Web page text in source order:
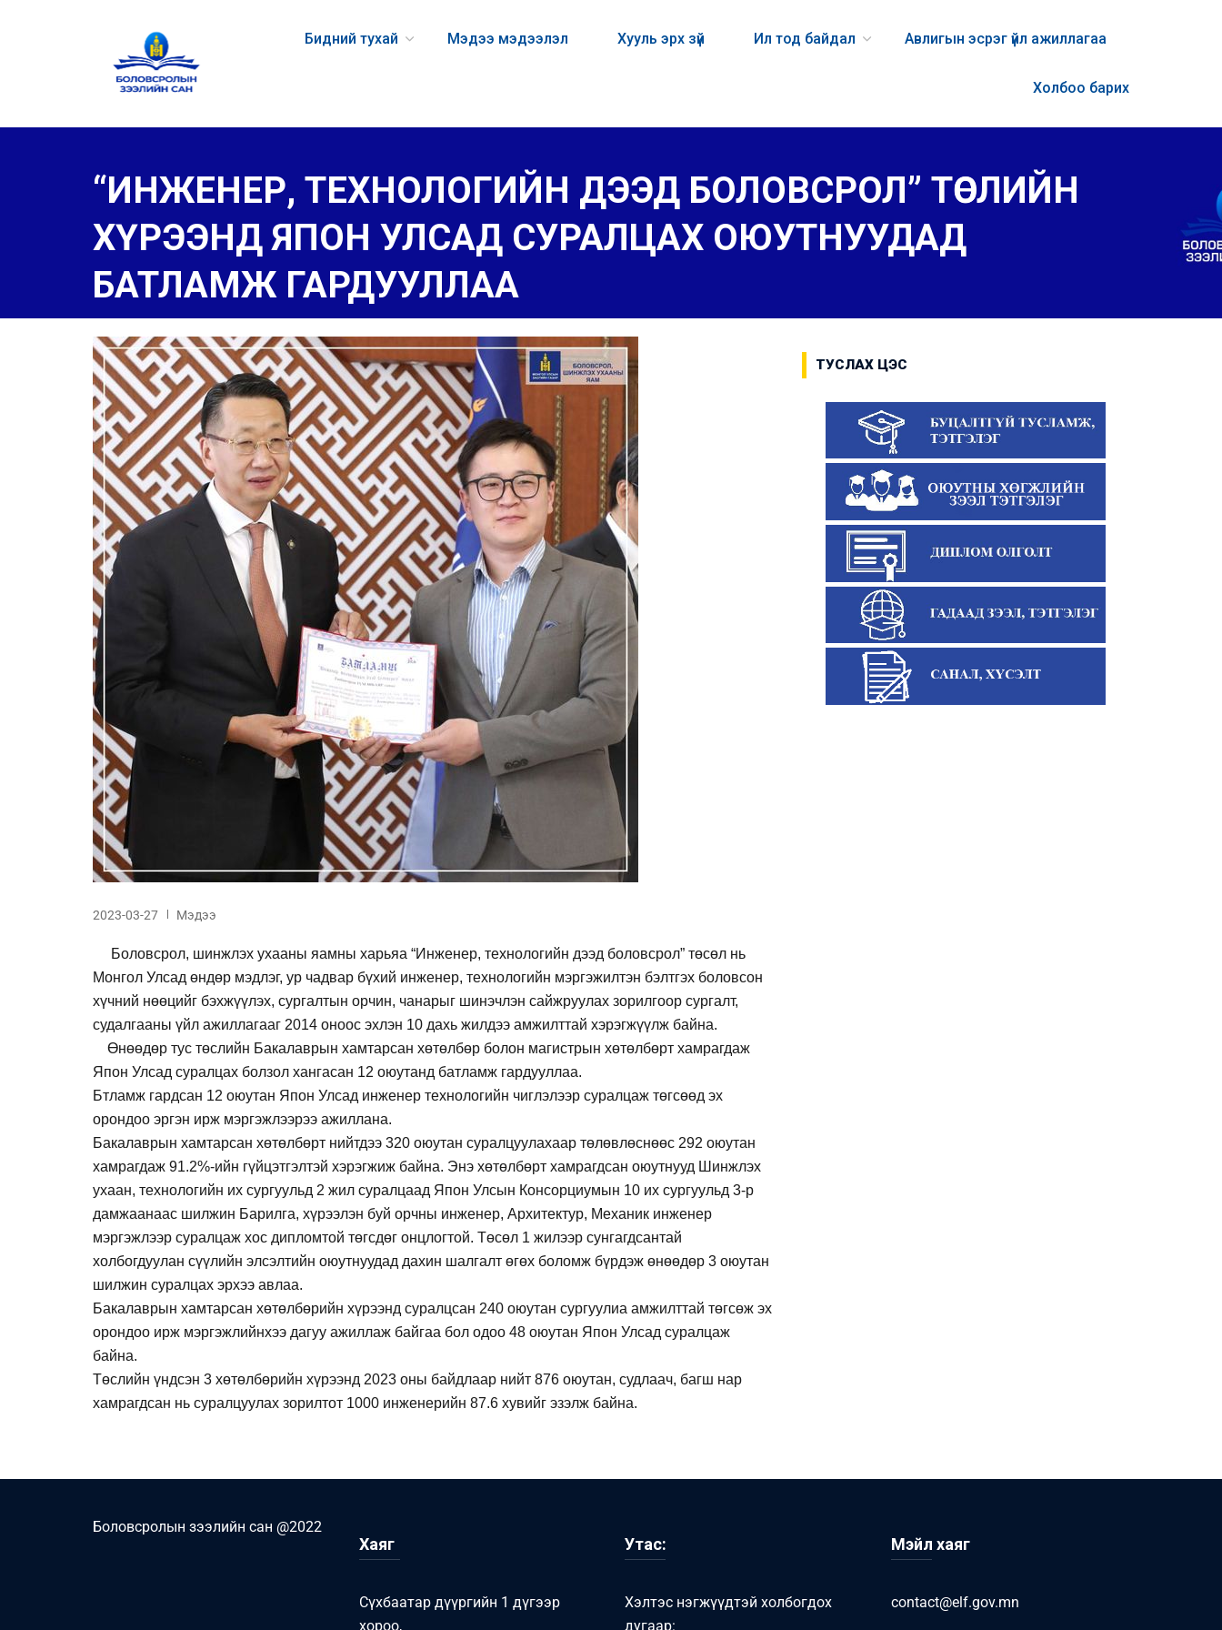
Бидний тухай Мэдээ мэдээлэл Хууль эрх зүй Ил тод байдал Авлигын эсрэг үйл ажиллагаа
Холбоо барих
“ИНЖЕНЕР, ТЕХНОЛОГИЙН ДЭЭД БОЛОВСРОЛ” ТӨСЛИЙН
ХҮРЭЭНД ЯПОН УЛСАД СУРАЛЦАХ ОЮУТНУУДАД
БАТЛАМЖ ГАРДУУЛЛАА
2023-03-27 Мэдээ
Боловсрол, шинжлэх ухааны яамны харьяа “Инженер, технологийн дээд боловсрол” төсөл нь
Монгол Улсад өндөр мэдлэг, ур чадвар бүхий инженер, технологийн мэргэжилтэн бэлтгэх боловсон
хүчний нөөцийг бэхжүүлэх, сургалтын орчин, чанарыг шинэчлэн сайжруулах зорилгоор сургалт,
судалгааны үйл ажиллагааг 2014 оноос эхлэн 10 дахь жилдээ амжилттай хэрэгжүүлж байна.
Өнөөдөр тус төслийн Бакалаврын хамтарсан хөтөлбөр болон магистрын хөтөлбөрт хамрагдаж
Япон Улсад суралцах болзол хангасан 12 оюутанд батламж гардууллаа.
Бтламж гардсан 12 оюутан Япон Улсад инженер технологийн чиглэлээр суралцаж төгсөөд эх
орондоо эргэн ирж мэргэжлээрээ ажиллана.
Бакалаврын хамтарсан хөтөлбөрт нийтдээ 320 оюутан суралцуулахаар төлөвлөснөөс 292 оюутан
хамрагдаж 91.2%-ийн гүйцэтгэлтэй хэрэгжиж байна. Энэ хөтөлбөрт хамрагдсан оюутнууд Шинжлэх
ухаан, технологийн их сургуульд 2 жил суралцаад Япон Улсын Консорциумын 10 их сургуульд 3-р
дамжаанаас шилжин Барилга, хүрээлэн буй орчны инженер, Архитектур, Механик инженер
мэргэжлээр суралцаж хос дипломтой төгсдөг онцлогтой. Төсөл 1 жилээр сунгагдсантай
холбогдуулан сүүлийн элсэлтийн оюутнуудад дахин шалгалт өгөх боломж бүрдэж өнөөдөр 3 оюутан
шилжин суралцах эрхээ авлаа.
Бакалаврын хамтарсан хөтөлбөрийн хүрээнд суралцсан 240 оюутан сургуулиа амжилттай төгсөж эх
орондоо ирж мэргэжлийнхээ дагуу ажиллаж байгаа бол одоо 48 оюутан Япон Улсад суралцаж
байна.
Төслийн үндсэн 3 хөтөлбөрийн хүрээнд 2023 оны байдлаар нийт 876 оюутан, судлаач, багш нар
хамрагдсан нь суралцуулах зорилтот 1000 инженерийн 87.6 хувийг эзэлж байна.
ТУСЛАХ ЦЭС
Боловсролын зээлийн сан @2022
Хаяг
Сүхбаатар дүүргийн 1 дүгээр
хороо,
Утас:
Хэлтэс нэгжүүдтэй холбогдох
дугаар:
Мэйл хаяг
contact@elf.gov.mn